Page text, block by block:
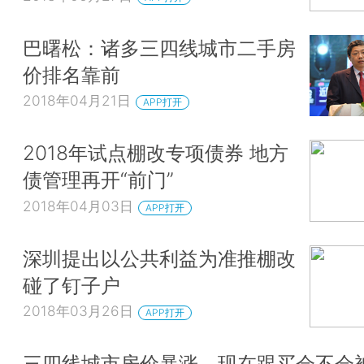
巴曙松：诸多三四线城市二手房
价排名靠前
2018年04月21日 APP打开
2018年试点棚改专项债券 地方
债管理再开“前门”
2018年04月03日 APP打开
深圳提出以公共利益为准推棚改
碰了钉子户
2018年03月26日 APP打开